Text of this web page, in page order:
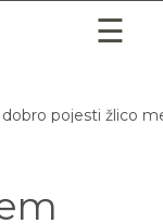
pojesti žlico